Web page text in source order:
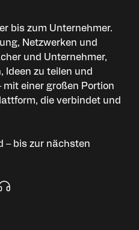
bis zum Unternehmer.
Netzwerken und
und Unternehmer,
Ideen zu teilen und
einer großen Portion
die verbindet und
– bis zur nächsten